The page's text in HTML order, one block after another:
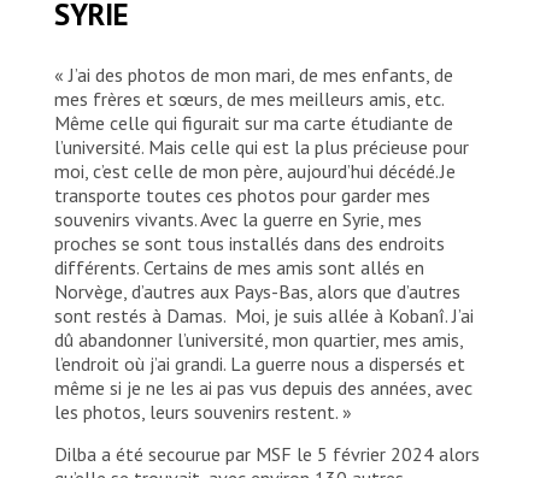
SYRIE
« J’ai des photos de mon mari, de mes enfants, de
mes frères et sœurs, de mes meilleurs amis, etc.
Même celle qui figurait sur ma carte étudiante de
l’université. Mais celle qui est la plus précieuse pour
moi, c’est celle de mon père, aujourd’hui décédé. Je
transporte toutes ces photos pour garder mes
souvenirs vivants. Avec la guerre en Syrie, mes
proches se sont tous installés dans des endroits
différents. Certains de mes amis sont allés en
Norvège, d’autres aux Pays-Bas, alors que d’autres
sont restés à Damas. Moi, je suis allée à Kobanî. J’ai
dû abandonner l’université, mon quartier, mes amis,
l’endroit où j’ai grandi. La guerre nous a dispersés et
même si je ne les ai pas vus depuis des années, avec
les photos, leurs souvenirs restent. »
Dilba a été secourue par MSF le 5 février 2024 alors